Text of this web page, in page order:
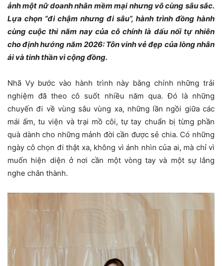
ảnh một nữ doanh nhân mềm mại nhưng vô cùng sâu sắc.
Lựa chọn “đi chậm nhưng đi sâu”, hành trình đồng hành
cùng cuộc thi năm nay của cô chính là dấu nối tự nhiên
cho định hướng năm 2026: Tôn vinh vẻ đẹp của lòng nhân
ái và tinh thần vì cộng đồng.
Nhã Vy bước vào hành trình này bằng chính những trải
nghiệm đã theo cô suốt nhiều năm qua. Đó là những
chuyến đi về vùng sâu vùng xa, những lần ngồi giữa các
mái ấm, tu viện và trại mồ côi, tự tay chuẩn bị từng phần
quà dành cho những mảnh đời cần được sẻ chia. Có những
ngày cô chọn đi thật xa, không vì ánh nhìn của ai, mà chỉ vì
muốn hiện diện ở nơi cần một vòng tay và một sự lắng
nghe chân thành.